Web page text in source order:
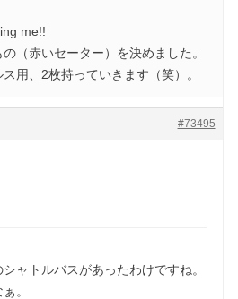
me!!
（赤いセーター）を決めました。
用、2枚持っていきます（笑）。
#73495
ャトルバスがあったわけですね。
。